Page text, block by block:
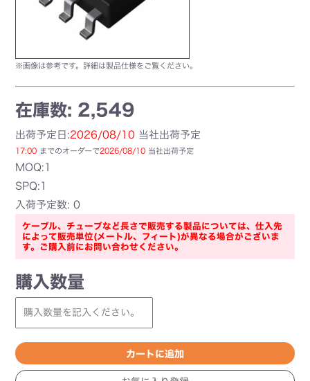
※画像は参考です。詳細は製品仕様をご覧ください。
在庫数: 2,549
出荷予定日:2026/08/10 当社出荷予定
17:00 までのオーダーで2026/08/10 当社出荷予定
MOQ:1
SPQ:1
入荷予定数: 0
ケーブル、チューブなど長さで販売する製品については、仕入先
によって販売単位(メートル、フィート)が異なる場合がございま
す。ご購入前にお問い合わせください。
購入数量